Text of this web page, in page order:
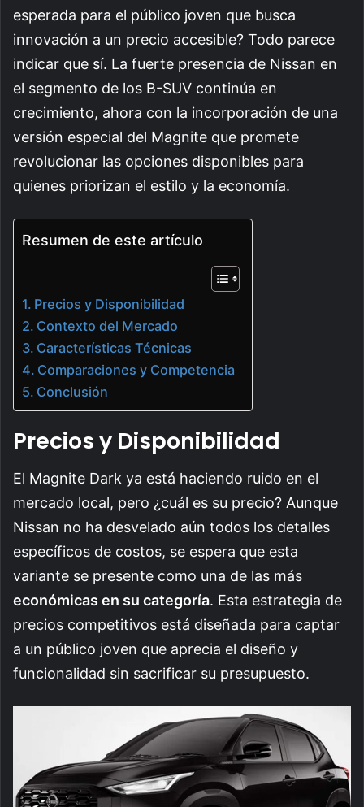
esperada para el público joven que busca
innovación a un precio accesible? Todo parece
indicar que sí. La fuerte presencia de Nissan en
el segmento de los B-SUV continúa en
crecimiento, ahora con la incorporación de una
versión especial del Magnite que promete
revolucionar las opciones disponibles para
quienes priorizan el estilo y la economía.
Resumen de este artículo
Precios y Disponibilidad
Contexto del Mercado
Características Técnicas
Comparaciones y Competencia
Conclusión
Precios y Disponibilidad
El Magnite Dark ya está haciendo ruido en el
mercado local, pero ¿cuál es su precio? Aunque
Nissan no ha desvelado aún todos los detalles
específicos de costos, se espera que esta
variante se presente como una de las más
económicas en su categoría. Esta estrategia de
precios competitivos está diseñada para captar
a un público joven que aprecia el diseño y
funcionalidad sin sacrificar su presupuesto.